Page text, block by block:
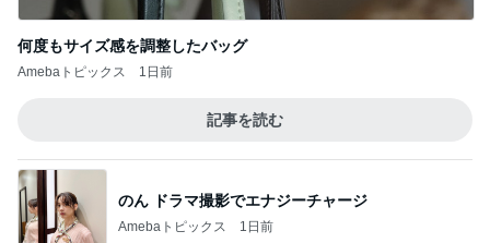
何度もサイズ感を調整したバッグ
Amebaトピックス 1日前
記事を読む
のん ドラマ撮影でエナジーチャージ
Amebaトピックス 1日前